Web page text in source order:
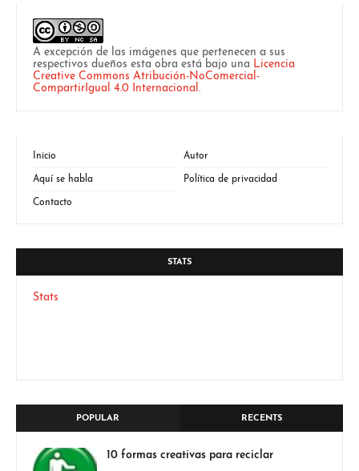
A excepción de las imágenes que pertenecen a sus
respectivos dueños esta obra está bajo una Licencia
Creative Commons Atribución-NoComercial-
CompartirIgual 4.0 Internacional.
Inicio Autor
Aquí se habla Política de privacidad
Contacto
STATS
Stats
POPULAR RECENTS
10 formas creativas para reciclar